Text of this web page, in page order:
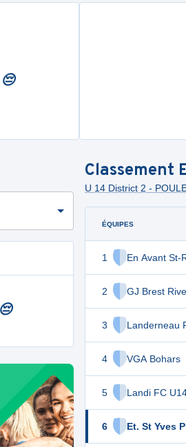
Classement
U 14 District 2 -
ÉQUIPES
1 En Avant St-
2 GJ Brest
3 Landerneau
4 VGA Bohars
5 Landi FC
6 Et. St Yves